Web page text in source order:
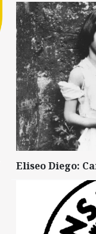
Eliseo Diego: